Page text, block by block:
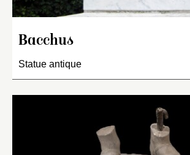
Bacchus
Statue antique